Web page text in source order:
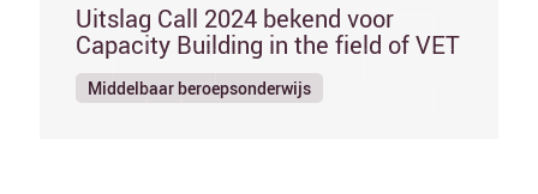
Uitslag Call 2024 bekend voor
Capacity Building in the field of VET
Middelbaar beroepsonderwijs